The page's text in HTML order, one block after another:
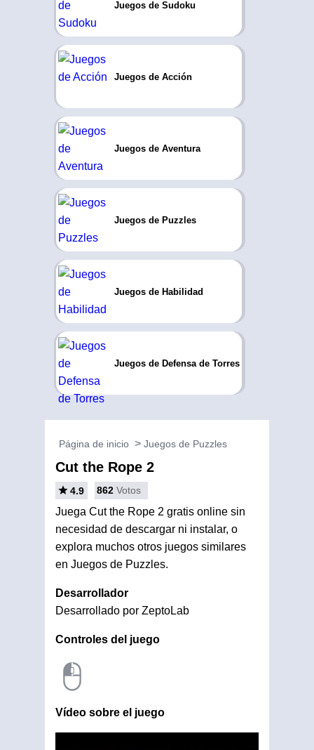
Juegos de Sudoku
Juegos de Acción
Juegos de Aventura
Juegos de Puzzles
Juegos de Habilidad
Juegos de Defensa de Torres
Página de inicio Juegos de Puzzles
Cut the Rope 2
4.9 862 Votos
Juega Cut the Rope 2 gratis online sin
necesidad de descargar ni instalar, o
explora muchos otros juegos similares
en Juegos de Puzzles.
Desarrollador
Desarrollado por ZeptoLab
Controles del juego
Vídeo sobre el juego